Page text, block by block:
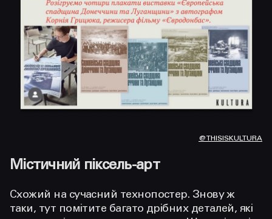
@THISISKULTURA
Містичний піксель-арт
Схожий на сучасний технопостер. Знову ж
таки, тут помітите багато дрібних деталей, які